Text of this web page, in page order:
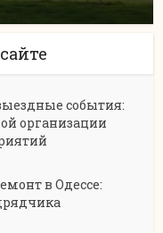
события:
организации
в Одессе: